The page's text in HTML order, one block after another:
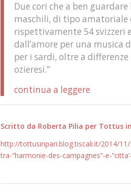
Due cori che a ben
maschili, di tipo
rispettivamente 54 svizzeri
dall’amore per una musica
per i sardi, oltre a
ozieresi.”
continua a leggere
Scritto da Roberta Pilia per Tottus
http://tottusinpari.blog.tiscali.it/2014/
tra-“harmonie-des-campagnes”-e-